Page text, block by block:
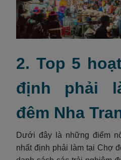
2. Top 5
định phải
đêm Nha
Dưới đây là những điểm
nhất định phải làm tại Chợ